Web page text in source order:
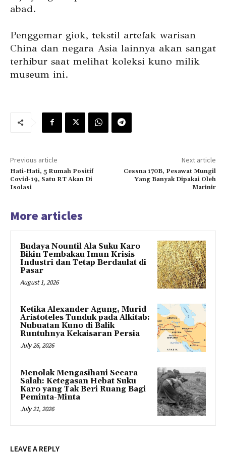
abad.
Penggemar giok, tekstil artefak warisan
China dan negara Asia lainnya akan sangat
terhibur saat melihat koleksi kuno milik
museum ini.
Previous article
Hati-Hati, 5 Rumah Positif
Covid-19, Satu RT Akan Di
Isolasi
Next article
Cessna 170B, Pesawat Mungil
Yang Banyak Dipakai Oleh
Marinir
More articles
Budaya Nountil Ala Suku Karo
Bikin Tembakau Imun Krisis
Industri dan Tetap Berdaulat di
Pasar
August 1, 2026
Ketika Alexander Agung, Murid
Aristoteles Tunduk pada Alkitab:
Nubuatan Kuno di Balik
Runtuhnya Kekaisaran Persia
July 26, 2026
Menolak Mengasihani Secara
Salah: Ketegasan Hebat Suku
Karo yang Tak Beri Ruang Bagi
Peminta-Minta
July 21, 2026
LEAVE A REPLY